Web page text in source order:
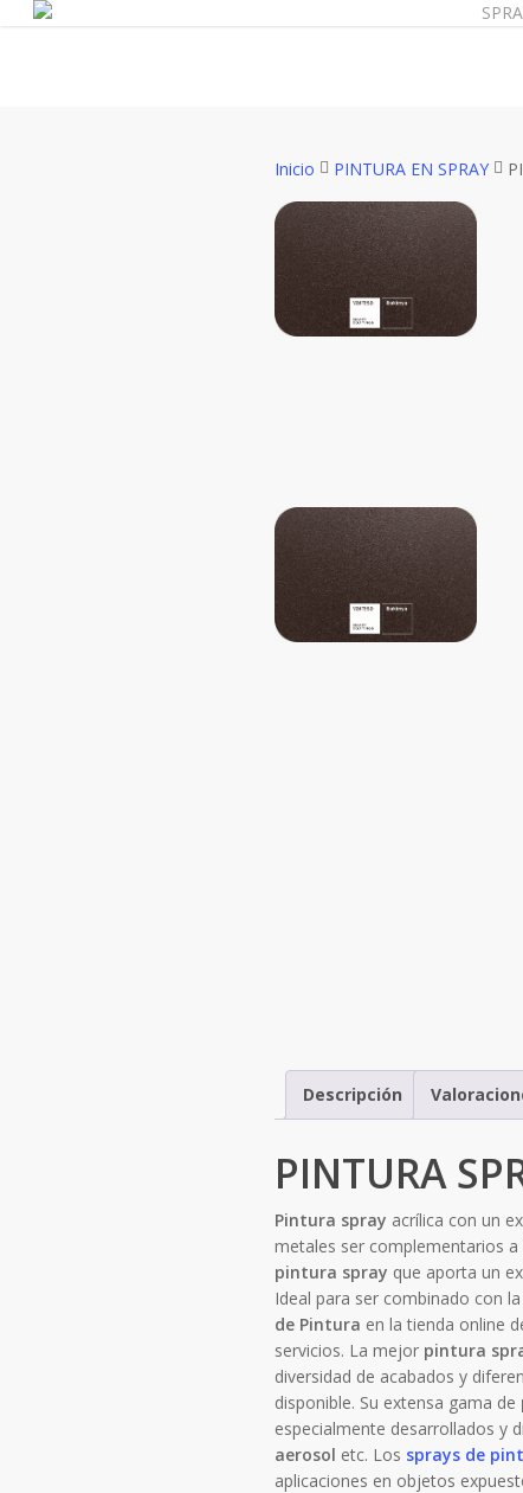
Inicio PINTURA EN SPRAY
Descripción
PINTURA
Pintura spray acrílica con un
metales ser complementarios a
pintura spray que aporta un
Ideal para ser combinado con
de Pintura en la tienda online
servicios. La mejor pintura
diversidad de acabados y
disponible. Su extensa gama de
especialmente desarrollados y
aerosol etc. Los sprays de
aplicaciones en objetos